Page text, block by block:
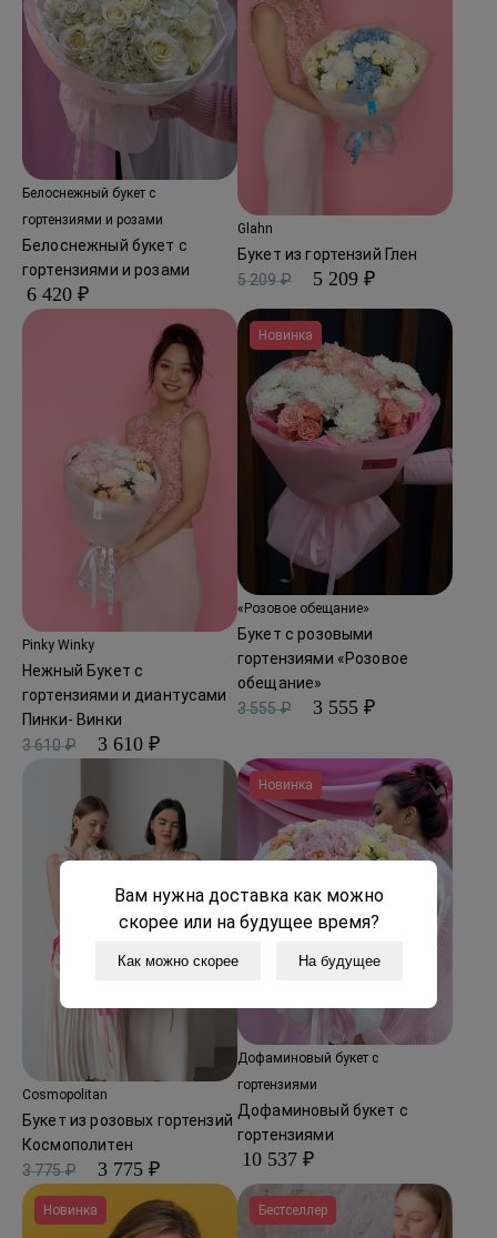
Белоснежный букет с
гортензиями и розами
Белоснежный букет с
гортензиями и розами
6 420 ₽
Glahn
Букет из гортензий Глен
5 209 ₽
5 209 ₽
Pinky Winky
Нежный Букет с
гортензиями и диантусами
Пинки- Винки
3 610 ₽
3 610 ₽
Новинка
«Розовое обещание»
Букет с розовыми
гортензиями «Розовое
обещание»
3 555 ₽
3 555 ₽
Cosmopolitan
Букет из розовых гортензий
Космополитен
3 775 ₽
3 775 ₽
Новинка
Дофаминовый букет с
гортензиями
Дофаминовый букет с
гортензиями
10 537 ₽
Новинка Бестселлер
Вам нужна доставка как можно
скорее или на будущее время?
Как можно скорее На будущее